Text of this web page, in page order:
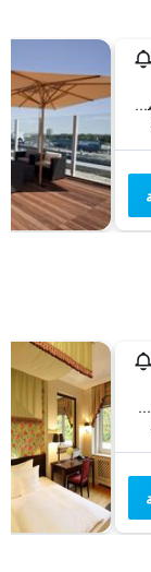
Niemannsweg 102, كيل, شليسفيغ-هولشتاين, ألمانيا
Kiellinie 70, كيل, شليسفيغ-هولشتاين, ألمانيا